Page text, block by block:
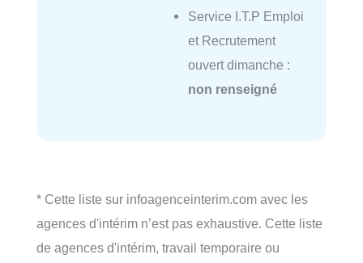
Service I.T.P Emploi
et Recrutement
ouvert dimanche :
non renseigné
* Cette liste sur infoagenceinterim.com avec les
agences d'intérim n’est pas exhaustive. Cette liste
de agences d'intérim, travail temporaire ou